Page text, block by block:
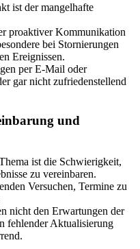
ist der mangelhafte
proaktiver Kommunikation
bei Stornierungen
Ereignissen.
per E-Mail oder
gar nicht zufriedenstellend
und
ist die Schwierigkeit,
zu vereinbaren.
Versuchen, Termine zu
nicht den Erwartungen der
fehlender Aktualisierung